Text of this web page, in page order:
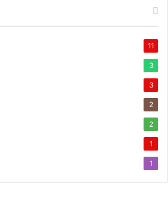
11
3
3
2
2
1
1